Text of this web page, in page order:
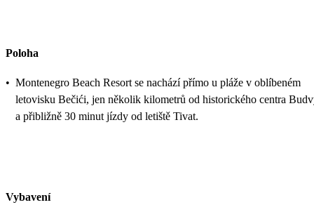
Poloha
• Montenegro Beach Resort se nachází přímo u pláže v oblíbeném
letovisku Bečići, jen několik kilometrů od historického centra
a přibližně 30 minut jízdy od letiště Tivat.
Vybavení